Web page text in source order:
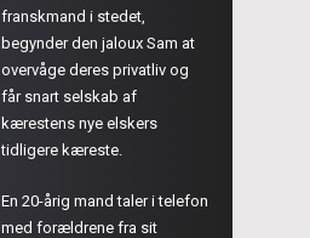
franskmand i stedet,
begynder den jaloux Sam at
overvåge deres privatliv og
får snart selskab af
kærestens nye elskers
tidligere kæreste.
En 20-årig mand taler i telefon
med forældrene fra sit